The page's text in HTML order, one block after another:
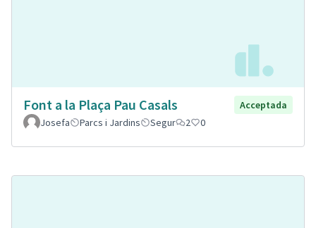
Font a la Plaça Pau Casals
Acceptada
Josefa
Parcs i Jardins Segur 2 0